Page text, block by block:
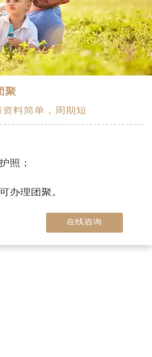
聚
料简单，周期短
照；
办理团聚。
在线咨询